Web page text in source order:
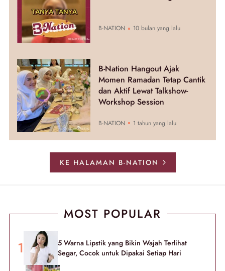
B-NATION 10 bulan yang lalu
B-Nation Hangout Ajak
Momen Ramadan Tetap Cantik
dan Aktif Lewat Talkshow-
Workshop Session
B-NATION 1 tahun yang lalu
KE HALAMAN B-NATION
MOST POPULAR
5 Warna Lipstik yang Bikin Wajah Terlihat
Segar, Cocok untuk Dipakai Setiap Hari